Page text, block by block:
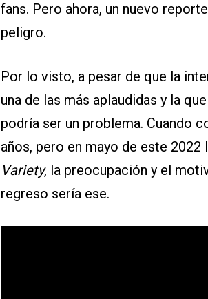
fans. Pero ahora, un nuevo
peligro.
Por lo visto, a pesar de que la
una de las más aplaudidas y la
podría ser un problema. Cuando
años, pero en mayo de este
Variety, la preocupación y el
regreso sería ese.